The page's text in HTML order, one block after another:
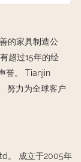
的家具制造公
超过15年的经
誉。 Tianjin
努力为全球客户
。 成立于2005年